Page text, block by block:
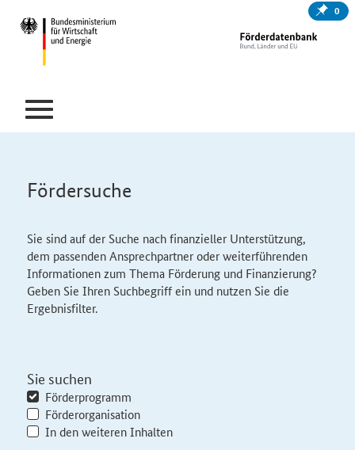
0
Fördersuche
Sie sind auf der Suche nach finanzieller Unterstützung,
dem passenden Ansprechpartner oder weiterführenden
Informationen zum Thema Förderung und Finanzierung?
Geben Sie Ihren Suchbegriff ein und nutzen Sie die
Ergebnisfilter.
Sie suchen
Förderprogramm
Förderorganisation
In den weiteren Inhalten